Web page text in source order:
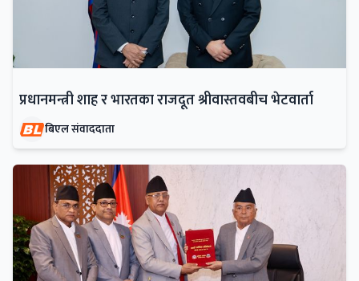
प्रधानमन्त्री शाह र भारतका राजदूत श्रीवास्तवबीच भेटवार्ता
बिएल संवाददाता